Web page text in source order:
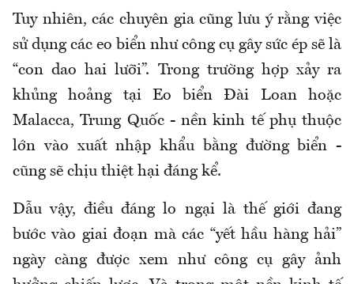
Tuy nhiên, các chuyên gia cũng lưu ý rằng việc
sử dụng các eo biển như công cụ gây sức ép sẽ là
“con dao hai lưỡi”. Trong trường hợp xảy ra
khủng hoảng tại Eo biển Đài Loan hoặc
Malacca, Trung Quốc - nền kinh tế phụ thuộc
lớn vào xuất nhập khẩu bằng đường biển -
cũng sẽ chịu thiệt hại đáng kể.
Dẫu vậy, điều đáng lo ngại là thế giới đang
bước vào giai đoạn mà các “yết hầu hàng hải”
ngày càng được xem như công cụ gây ảnh